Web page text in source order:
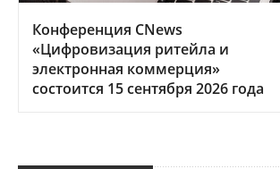
Конференция CNews
«Цифровизация ритейла и
электронная коммерция»
состоится 15 сентября 2026 года